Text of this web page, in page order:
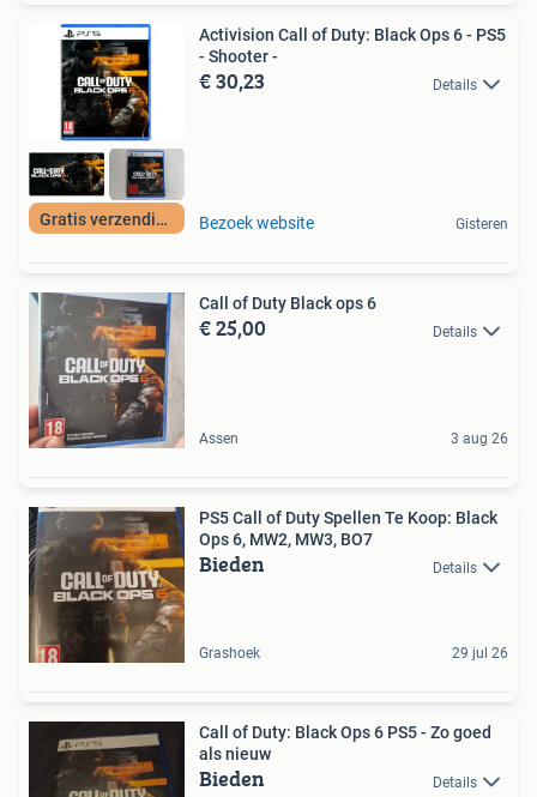
Gratis verzending
Activision Call of Duty: Black Ops 6 - PS5
- Shooter -
€ 30,23 Details
Bezoek website Gisteren
Call of Duty Black ops 6
€ 25,00 Details
Assen 3 aug 26
PS5 Call of Duty Spellen Te Koop: Black
Ops 6, MW2, MW3, BO7
Bieden Details
Grashoek 29 jul 26
Call of Duty: Black Ops 6 PS5 - Zo goed
als nieuw
Bieden Details